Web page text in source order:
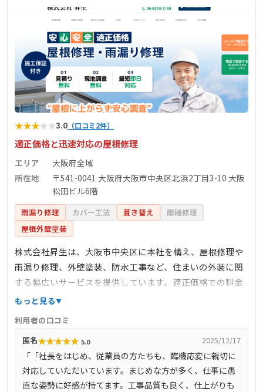
★★★★★3.0 （口コミ2件）
適正価格と迅速対応の屋根修理
エリア
大阪府全域
所在地
〒541-0041 大阪府大阪市中央区北浜2丁目3-10 大阪
松田ビル6階
雨漏り修理 カバー工法 葺き替え
雨樋修理
屋根外壁塗装
株式会社昇生は、大阪市中央区に本社を構え、屋根修理や
雨漏り修理、外壁塗装、防水工事など、住まいの外装に関
する幅広いサービスを提供しています。適正価格での料金
設定、最短即日の迅速な対応、サーモカメラを使用した最
援、部分修理への柔軟な対応など、多くの理由で選ばれて
います。無料の現地調査や見積もりを提供し、安心・安全
な工事を実施するために必要な費用の見積もりを行ってい
ます。
もっと見る
利用者の口コミ
匿名★★★★★ 5.0 2025/12/17
「「社長をはじめ、従業員の方たちも、臨機応変に親切に
対応していただいています。まじめな方が多く、仕事に愚
直な姿勢に好感が持てます。工事品質も良く、仕上がりも